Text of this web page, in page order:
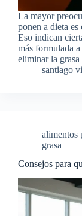
La mayor
ponen a dieta
Eso indican
más formulada
eliminar la
santiago
alimentos
grasa
Consejos para